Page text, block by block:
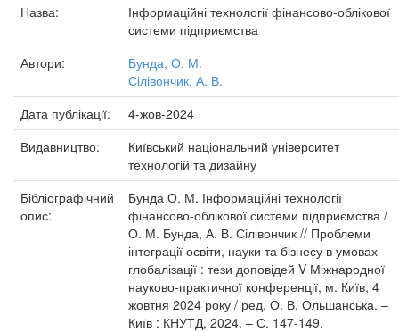
Назва:
Інформаційні технології фінансово-облікової
системи підприємства
Автори:
Бунда, О. М.
Сілівончик, А. В.
Дата публікації:
4-жов-2024
Видавництво:
Київський національний університет
технологій та дизайну
Бібліографічний
опис:
Бунда О. М. Інформаційні технології
фінансово-облікової системи підприємства /
О. М. Бунда, А. В. Сілівончик // Проблеми
інтеграції освіти, науки та бізнесу в умовах
глобалізації : тези доповідей V Міжнародної
науково-практичної конференції, м. Київ, 4
жовтня 2024 року / ред. О. В. Ольшанська. –
Київ : КНУТД, 2024. – С. 147-149.